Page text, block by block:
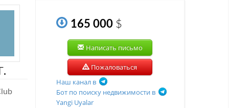
165 000 $
Написать письмо
Пожаловаться
Наш канал в
Бот по поиску недвижимости в
Yangi Uyalar